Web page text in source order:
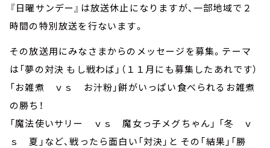
『日曜サンデー』は放送休止になりますが、一部地域で２
時間の特別放送を行ないます。
その放送用にみなさまからのメッセージを募集。テーマ
は「夢の対決 もし戦わば」（１１月にも募集したあれです）
「お雑煮 ｖｓ お汁粉」餅がいっぱい食べられるお雑煮
の勝ち！
「魔法使いサリー ｖｓ 魔女っ子メグちゃん」 「冬 ｖ
ｓ 夏」など、戦ったら面白い「対決」と その「結果」「勝